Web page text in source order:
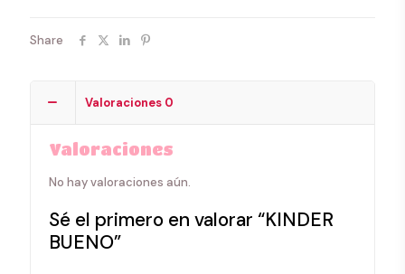
Share
Valoraciones 0
Valoraciones
No hay valoraciones aún.
Sé el primero en valorar “KINDER
BUENO”